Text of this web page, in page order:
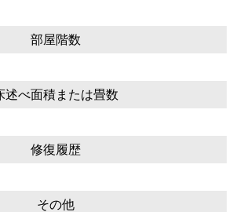
部屋階数
述べ面積または畳数
修復履歴
その他